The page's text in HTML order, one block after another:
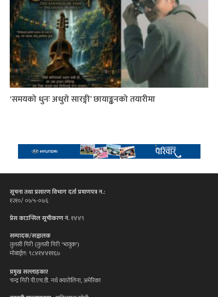
‘समयको धुनः अधुरो सारङ्गी’ छायाङ्कनको तयारीमा
सूचना तथा प्रसारण विभाग दर्ता प्रमाणपत्र न.:
१२१०/ ०७५-०७६
प्रेस काउन्सिल सूचीकरण नं.१४४९
सम्पादक/सञ्चालक
तुलसी गिरी (तुलसी गिरी 'भावुक')
मोबाईल: ९८४१४४११६७
प्रमुख सल्लाहकार
चन्द्र गिरी पी.एच.डी. नर्थ क्यारोलिना, अमेरिका